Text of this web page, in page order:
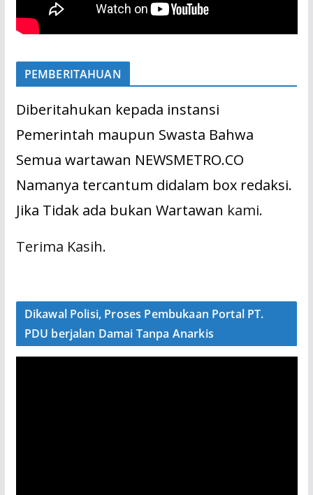
PEMBERITAHUAN
Diberitahukan kepada instansi
Pemerintah maupun Swasta Bahwa
Semua wartawan NEWSMETRO.CO
Namanya tercantum didalam box redaksi.
Jika Tidak ada bukan Wartawan kami.
Terima Kasih.
Dikawal Polisi, Proses Pembukaan Portal PT.
PDU berjalan Damai Tanpa Anarkis